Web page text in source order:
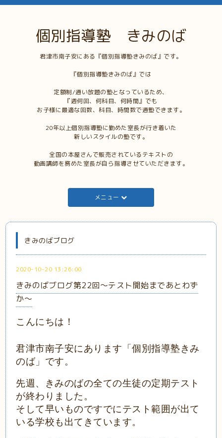
個別指導塾 きみのば
君津市南子安にある『個別指導塾きみのば』です。
『個別指導塾きみのば』では
定額制/通い放題の塾となっているため、
『週何回、何科目、何時間』でも
お子様に最適な回数、科目、時間数で通塾できます。
20年以上個別指導塾に勤めた室長が行き着いた
新しいスタイルの塾です。
全国の本屋さんで販売されているテキストの
動画講師を務めた室長が自ら指導させていただきます。
メニュー
きみのばブログ
2020-10-20 13:26:00
きみのばブログ第22回～テスト開始まであとわず
か～
こんにちは！
君津市南子安にあります「個別指導塾きみ
のば」です。
先週、きみのばの全ての生徒の定期テスト
が終わりました。
そして早いものですでにテスト範囲が出て
いる学校も出てきています。